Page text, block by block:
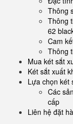
Thông
Thông
62
Cam
Thông
Mua két sắt
Két sắt xuất
Lựa chọn két
Các
cấp
Liên hệ đặt